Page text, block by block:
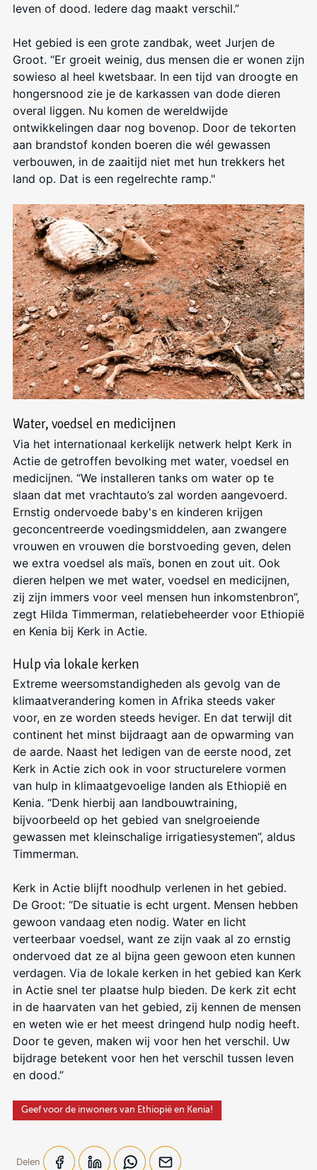
leven of dood. Iedere dag maakt verschil.”
Het gebied is een grote zandbak, weet Jurjen de
Groot. “Er groeit weinig, dus mensen die er wonen zijn
sowieso al heel kwetsbaar. In een tijd van droogte en
hongersnood zie je de karkassen van dode dieren
overal liggen. Nu komen de wereldwijde
ontwikkelingen daar nog bovenop. Door de tekorten
aan brandstof konden boeren die wél gewassen
verbouwen, in de zaaitijd niet met hun trekkers het
land op. Dat is een regelrechte ramp."
Water, voedsel en medicijnen
Via het internationaal kerkelijk netwerk helpt Kerk in
Actie de getroffen bevolking met water, voedsel en
medicijnen. “We installeren tanks om water op te
slaan dat met vrachtauto’s zal worden aangevoerd.
Ernstig ondervoede baby's en kinderen krijgen
geconcentreerde voedingsmiddelen, aan zwangere
vrouwen en vrouwen die borstvoeding geven, delen
we extra voedsel als maïs, bonen en zout uit. Ook
dieren helpen we met water, voedsel en medicijnen,
zij zijn immers voor veel mensen hun inkomstenbron”,
zegt Hilda Timmerman, relatiebeheerder voor Ethiopië
en Kenia bij Kerk in Actie.
Hulp via lokale kerken
Extreme weersomstandigheden als gevolg van de
klimaatverandering komen in Afrika steeds vaker
voor, en ze worden steeds heviger. En dat terwijl dit
continent het minst bijdraagt aan de opwarming van
de aarde. Naast het ledigen van de eerste nood, zet
Kerk in Actie zich ook in voor structurelere vormen
van hulp in klimaatgevoelige landen als Ethiopië en
Kenia. “Denk hierbij aan landbouwtraining,
bijvoorbeeld op het gebied van snelgroeiende
gewassen met kleinschalige irrigatiesystemen”, aldus
Timmerman.
Kerk in Actie blijft noodhulp verlenen in het gebied.
De Groot: “De situatie is echt urgent. Mensen hebben
gewoon vandaag eten nodig. Water en licht
verteerbaar voedsel, want ze zijn vaak al zo ernstig
ondervoed dat ze al bijna geen gewoon eten kunnen
verdagen. Via de lokale kerken in het gebied kan Kerk
in Actie snel ter plaatse hulp bieden. De kerk zit echt
in de haarvaten van het gebied, zij kennen de mensen
en weten wie er het meest dringend hulp nodig heeft.
Door te geven, maken wij voor hen het verschil. Uw
bijdrage betekent voor hen het verschil tussen leven
en dood.”
Geef voor de inwoners van Ethiopië en Kenia!
Delen